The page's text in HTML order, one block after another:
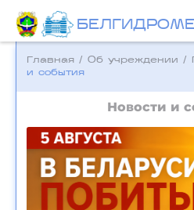
Главная / Об учреждении /
и события
Новости и